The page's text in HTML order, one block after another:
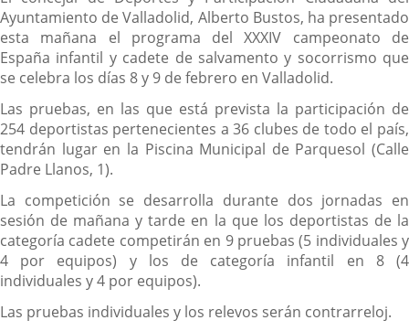
Ayuntamiento de Valladolid, Alberto Bustos, ha presentado
esta mañana el programa del XXXIV campeonato de
España infantil y cadete de salvamento y socorrismo que
se celebra los días 8 y 9 de febrero en Valladolid.
Las pruebas, en las que está prevista la participación de
254 deportistas pertenecientes a 36 clubes de todo el país,
tendrán lugar en la Piscina Municipal de Parquesol (Calle
Padre Llanos, 1).
La competición se desarrolla durante dos jornadas en
sesión de mañana y tarde en la que los deportistas de la
categoría cadete competirán en 9 pruebas (5 individuales y
4 por equipos) y los de categoría infantil en 8 (4
individuales y 4 por equipos).
Las pruebas individuales y los relevos serán contrarreloj.